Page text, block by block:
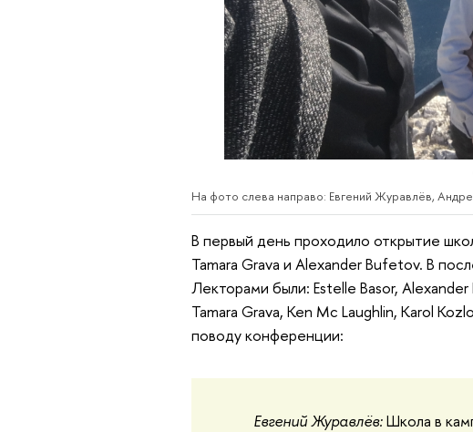
На фото слева направо: Евгений Журавлёв,
В первый день проходило открытие
Tamara Grava и Alexander Bufetov. В
Лекторами были: Estelle Basor,
Tamara Grava, Ken Mc Laughlin, Karol
поводу конференции:
Евгений Журавлёв:Школа в